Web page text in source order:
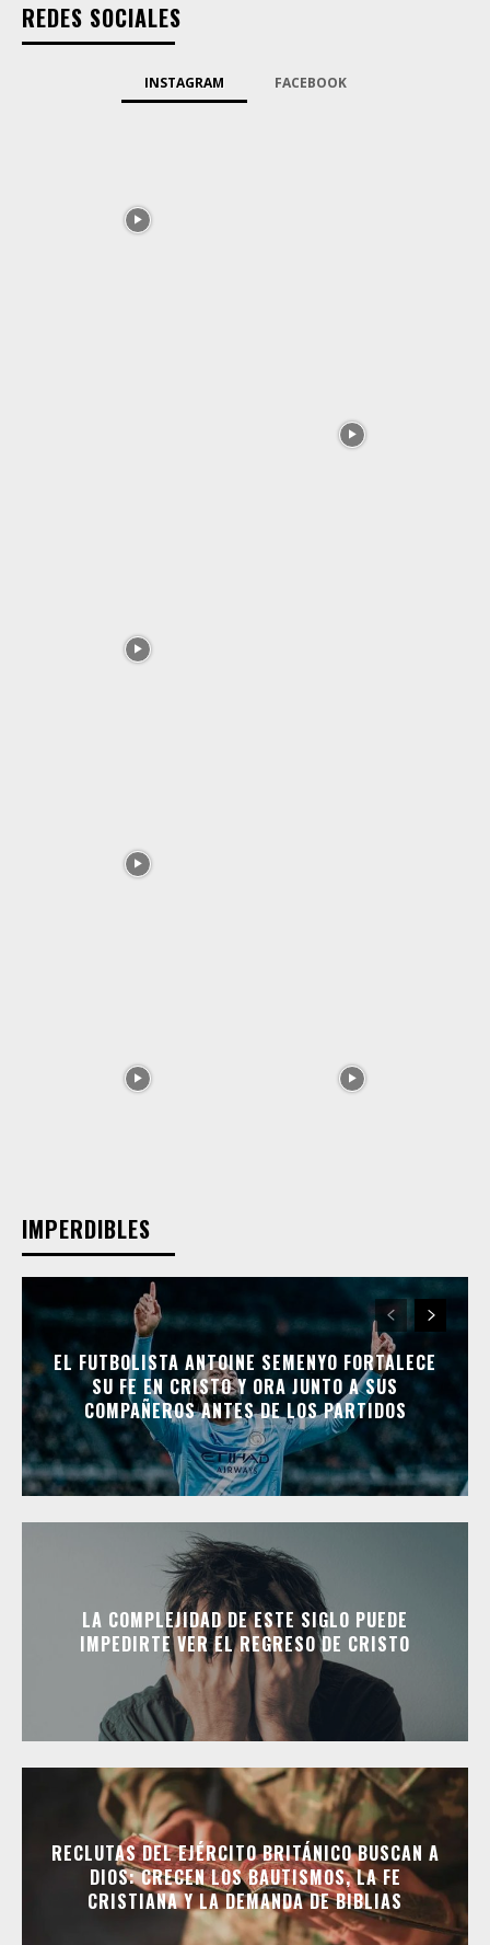
REDES SOCIALES
INSTAGRAM FACEBOOK
IMPERDIBLES
EL FUTBOLISTA ANTOINE SEMENYO FORTALECE
SU FE EN CRISTO Y ORA JUNTO A SUS
COMPAÑEROS ANTES DE LOS PARTIDOS
LA COMPLEJIDAD DE ESTE SIGLO PUEDE
IMPEDIRTE VER EL REGRESO DE CRISTO
RECLUTAS DEL EJÉRCITO BRITÁNICO BUSCAN A
DIOS: CRECEN LOS BAUTISMOS, LA FE
CRISTIANA Y LA DEMANDA DE BIBLIAS